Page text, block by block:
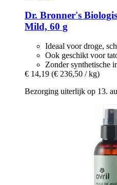
Dr. Bronner's
Mild, 60 g
Ideaal voor droge,
Ook geschikt voor
Zonder synthetische
€ 14,19 (€ 236,50 / kg)
Bezorging uiterlijk op 13.